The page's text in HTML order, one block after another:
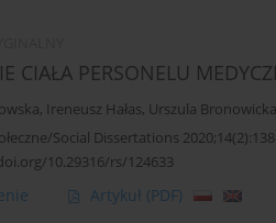
CIAŁA PERSONELU
, Ireneusz Hałas, Urszula
Social Dissertations
10.29316/rs/124633
Artykuł (PDF)